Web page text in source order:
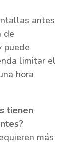
antes
de
puede
limitar el
hora
tienen
más